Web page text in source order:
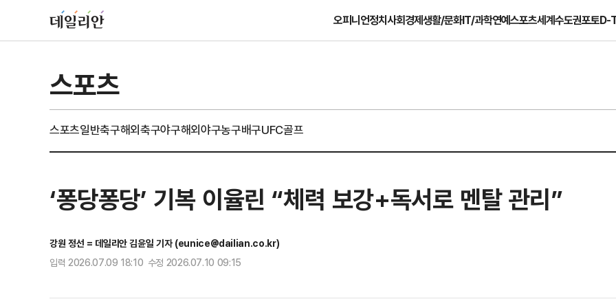
오피니언정치사회경제생활/문화IT/과학연예스포츠세계수도권포토D-
스포츠
스포츠일반축구해외축구야구해외야구농구배구UFC골프
‘퐁당퐁당’ 기복 이율린 “체력 보강+독서로 멘탈 관리”
강원 정선 = 데일리안 김윤일 기자 (eunice@dailian.co.kr)
입력 2026.07.09 18:10 수정 2026.07.10 09:15